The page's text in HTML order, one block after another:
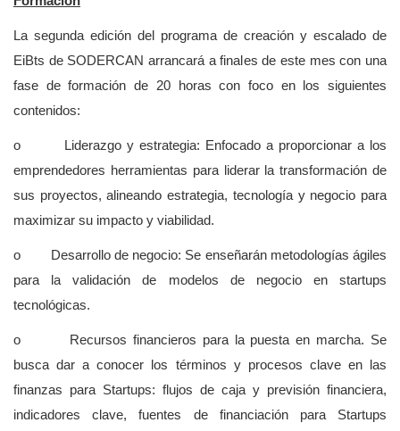
La segunda edición del programa de creación y escalado de
EiBts de SODERCAN arrancará a finales de este mes con una
fase de formación de 20 horas con foco en los siguientes
contenidos:
o Liderazgo y estrategia: Enfocado a proporcionar a los
emprendedores herramientas para liderar la transformación de
sus proyectos, alineando estrategia, tecnología y negocio para
maximizar su impacto y viabilidad.
o Desarrollo de negocio: Se enseñarán metodologías ágiles
para la validación de modelos de negocio en startups
tecnológicas.
o Recursos financieros para la puesta en marcha. Se
busca dar a conocer los términos y procesos clave en las
finanzas para Startups: flujos de caja y previsión financiera,
indicadores clave, fuentes de financiación para Startups